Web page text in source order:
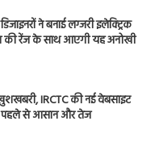
ने बनाई लग्जरी इलेक्ट्रिक
की रेंज के साथ आएगी यह अनोखी
IRCTC की नई वेबसाइट
पहले से आसान और तेज